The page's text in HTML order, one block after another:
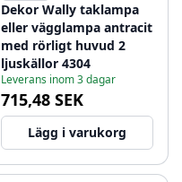
Dekor Wally taklampa
eller vägglampa antracit
med rörligt huvud 2
ljuskällor 4304
Leverans inom 3 dagar
715,48 SEK
Lägg i varukorg